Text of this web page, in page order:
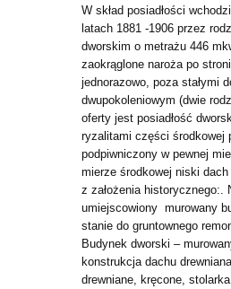
W skład posiadłości
latach 1881 -1906 przez
dworskim o metrażu 446
zaokrąglone naroża po
jednorazowo, poza stałymi
dwupokoleniowym (dwie
oferty jest posiadłość
ryzalitami części środkowej
podpiwniczony w pewnej
mierze środkowej niski
z założenia historycznego:.
umiejscowiony murowany
stanie do gruntownego
Budynek dworski –
konstrukcja dachu
drewniane, kręcone,